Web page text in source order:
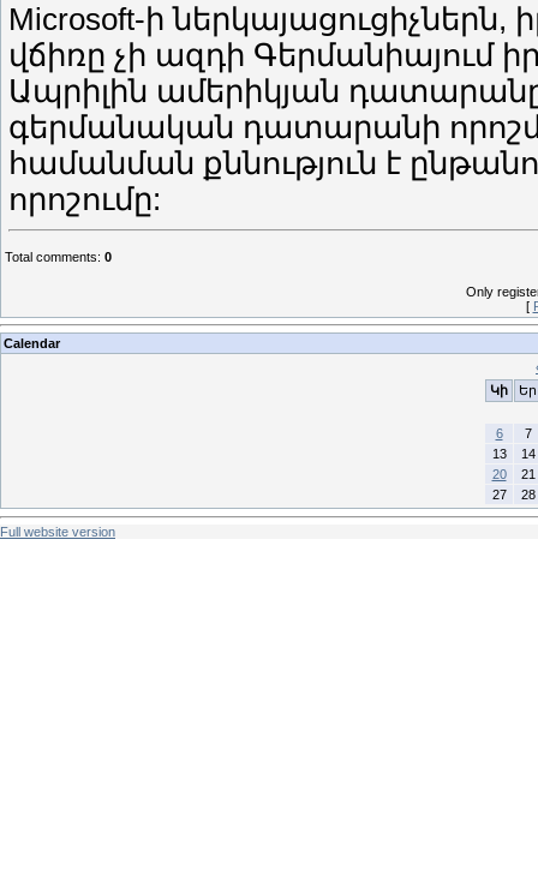
Microsoft-ի
վճիռը չի ազդի
Ապրիլին ամերիկյան դատարանը
գերմանական դատարանի
համանման քննություն է
որոշումը:
Total comments: 0
Only
[
Calendar
Կի
Եր
6
7
13
14
20
21
27
28
Full website version